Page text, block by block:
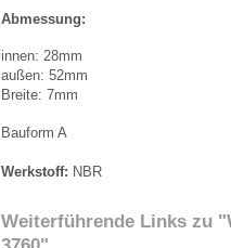
Abmessung:
innen: 28mm
außen: 52mm
Breite: 7mm
Bauform A
Werkstoff: NBR
Weiterführende Links zu